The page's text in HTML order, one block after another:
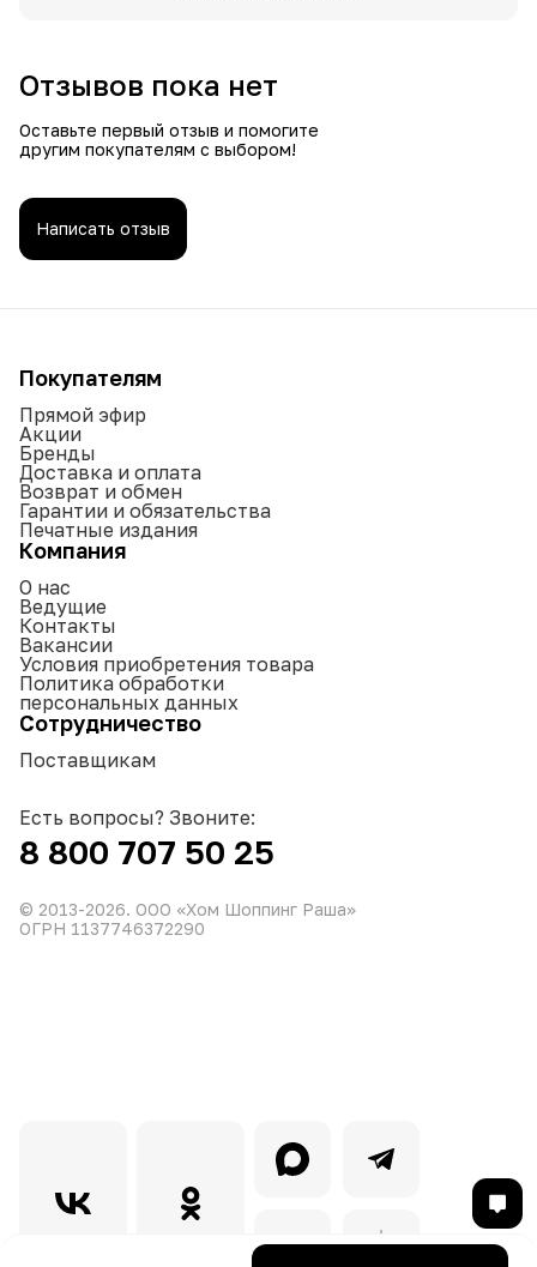
Отзывов пока нет
Оставьте первый отзыв и помогите
другим покупателям с выбором!
Написать отзыв
Покупателям
Прямой эфир
Акции
Бренды
Доставка и оплата
Возврат и обмен
Гарантии и обязательства
Печатные издания
Компания
О нас
Ведущие
Контакты
Вакансии
Условия приобретения товара
Политика обработки
персональных данных
Сотрудничество
Поставщикам
Есть вопросы? Звоните:
8 800 707 50 25
© 2013-2026. ООО «Хом Шоппинг Раша»
ОГРН 1137746372290